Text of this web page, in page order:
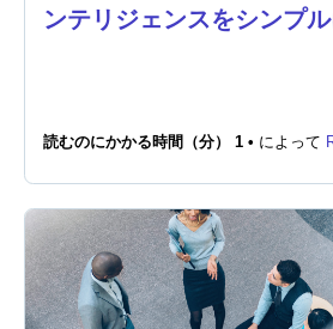
ンテリジェンスをシンプ
読むのにかかる時間（分） 1 • によって